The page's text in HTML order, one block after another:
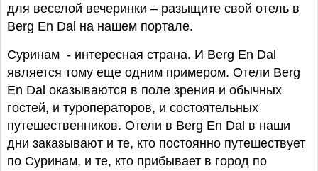
для веселой вечеринки – разыщите свой отель в
Berg En Dal на нашем портале.
Суринам - интересная страна. И Berg En Dal
является тому еще одним примером. Отели Berg
En Dal оказываются в поле зрения и обычных
гостей, и туроператоров, и состоятельных
путешественников. Отели в Berg En Dal в наши
дни заказывают и те, кто постоянно путешествует
по Суринам, и те, кто прибывает в город по